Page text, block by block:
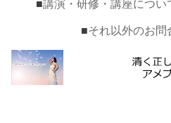
■講演・研修・講座につい
■それ以外のお問